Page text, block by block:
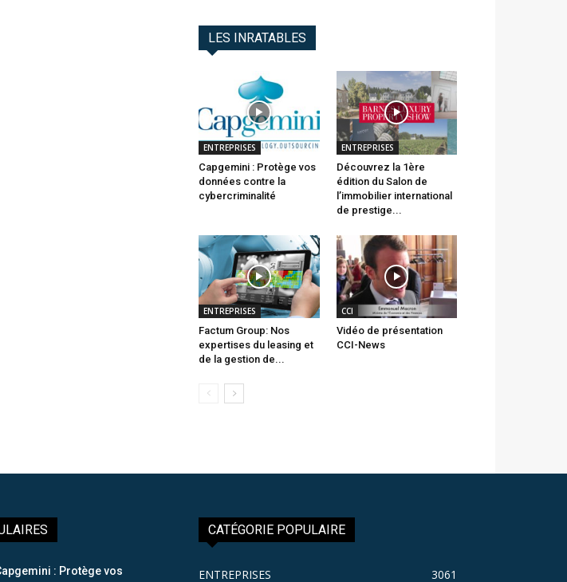
LES INRATABLES
ENTREPRISES
Capgemini : Protège vos
données contre la
cybercriminalité
ENTREPRISES
Découvrez la 1ère
édition du Salon de
l’immobilier international
de prestige...
ENTREPRISES
Factum Group: Nos
expertises du leasing et
de la gestion de...
CCI
Vidéo de présentation
CCI-News
: Protège vos
CATÉGORIE POPULAIRE
ENTREPRISES 3061